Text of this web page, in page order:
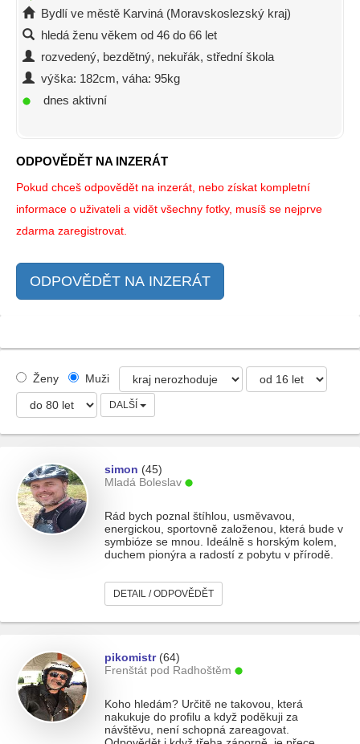
Bydlí ve městě Karviná (Moravskoslezský kraj)
hledá ženu věkem od 46 do 66 let
rozvedený, bezdětný, nekuřák, střední škola
výška: 182cm, váha: 95kg
dnes aktivní
ODPOVĚDĚT NA INZERÁT
Pokud chceš odpovědět na inzerát, nebo získat kompletní
informace o uživateli a vidět všechny fotky, musíš se nejprve
zdarma zaregistrovat.
ODPOVĚDĚT NA INZERÁT
Ženy Muži
DALŠÍ
simon (45)
Mladá Boleslav
Rád bych poznal štíhlou, usměvavou,
energickou, sportovně založenou, která bude v
symbióze se mnou. Ideálně s horským kolem,
duchem pionýra a radostí z pobytu v přírodě.
DETAIL / ODPOVĚDĚT
pikomistr(64)
Frenštát pod Radhoštěm
Koho hledám? Určitě ne takovou, která
nakukuje do profilu a když poděkuji za
návštěvu, není schopná zareagovat.